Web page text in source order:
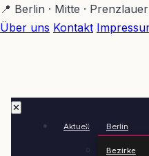
Zum
Hauptinhalt
📍 Berlin · Mitte ·
Über uns Kontakt
✕
Aktuell Berlin
Bezirke